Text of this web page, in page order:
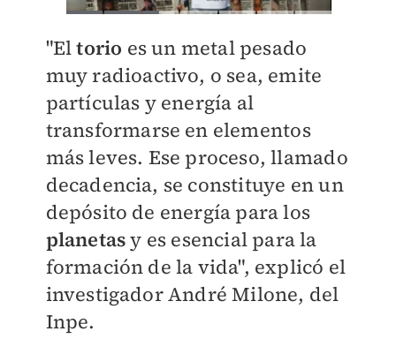
"Eltorio es un metal pesado
muy radioactivo, o sea, emite
partículas y energía al
transformarse en elementos
más leves. Ese proceso, llamado
decadencia, se constituye en un
depósito de energía para los
planetasy es esencial para la
formación de la vida", explicó el
investigador André Milone, del
Inpe.